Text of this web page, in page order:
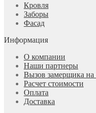
Кровля
Заборы
Фасад
Информация
О компании
Наши партнеры
Вызов замерщика на
Расчет стоимости
Оплата
Доставка